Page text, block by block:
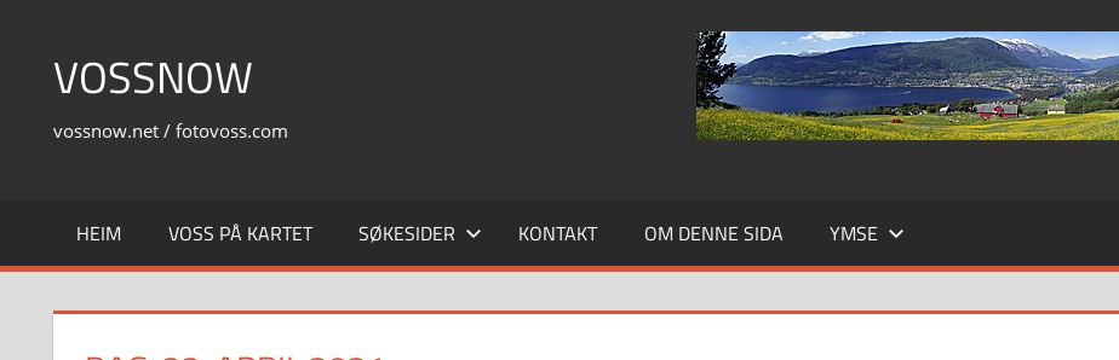
contentVOSSNOW
vossnow.net / fotovoss.com
HEIM VOSS PÅ KARTET SØKESIDER KONTAKT OM DENNE SIDA YMSE